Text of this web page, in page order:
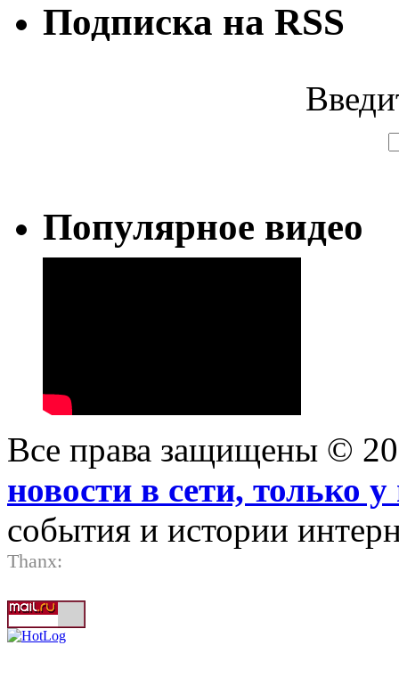
Подписка на RSS
Популярное видео
Все права защищены ©
новости в сети, только у
события и истории
Thanx: